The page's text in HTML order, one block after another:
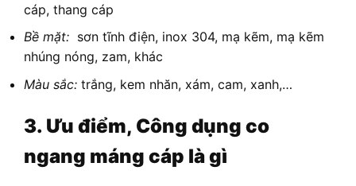
cáp, thang cáp
Bề mặt: sơn tĩnh điện, inox 304, mạ kẽm, mạ kẽm
nhúng nóng, zam, khác
Màu sắc: trắng, kem nhăn, xám, cam, xanh,…
3. Ưu điểm, Công dụng co
ngang máng cáp là gì